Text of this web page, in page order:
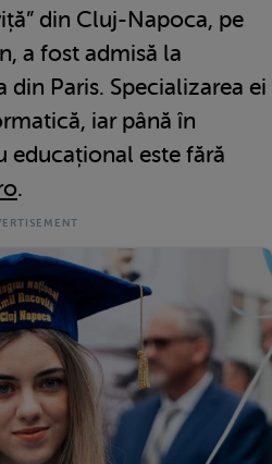
din Cluj-Napoca, pe
a fost admisă la
din Paris. Specializarea ei
iar până în
educațional este fără
.